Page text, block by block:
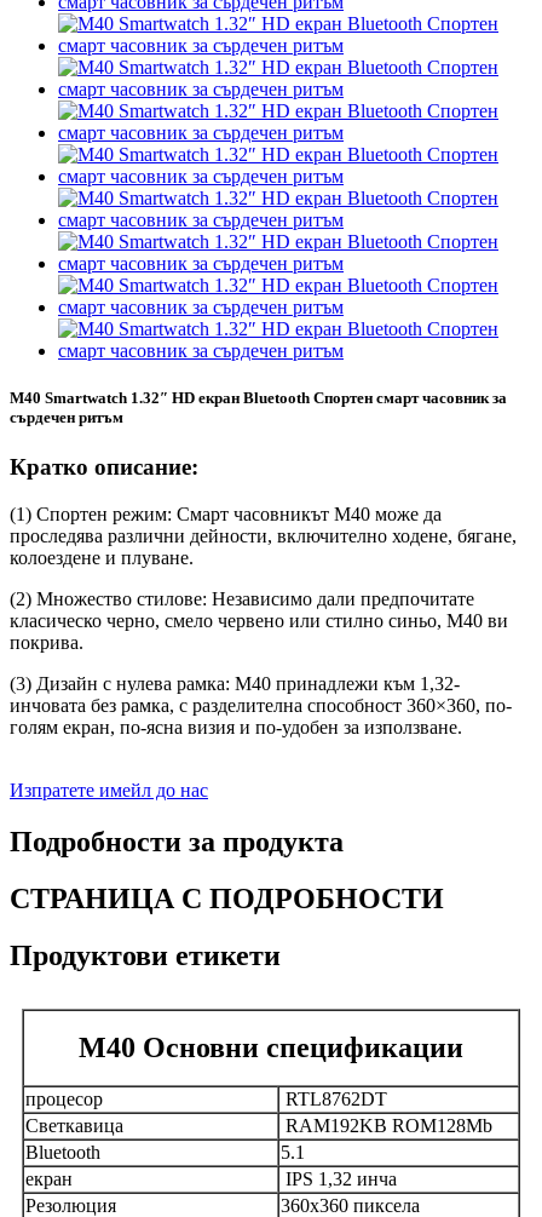
M40 Smartwatch 1.32″ HD екран Bluetooth Спортен смарт часовник за
сърдечен ритъм
Кратко описание:
(1) Спортен режим: Смарт часовникът M40 може да
проследява различни дейности, включително ходене, бягане,
колоездене и плуване.
(2) Множество стилове: Независимо дали предпочитате
класическо черно, смело червено или стилно синьо, M40 ви
покрива.
(3) Дизайн с нулева рамка: M40 принадлежи към 1,32-
инчовата без рамка, с разделителна способност 360×360, по-
голям екран, по-ясна визия и по-удобен за използване.
Изпратете имейл до нас
Подробности за продукта
СТРАНИЦА С ПОДРОБНОСТИ
Продуктови етикети
M40 Основни спецификации
процесор
RTL8762DT
Светкавица
RAM192KB ROM128Mb
Bluetooth
5.1
екран
IPS 1,32 инча
Резолюция
360x360 пиксела